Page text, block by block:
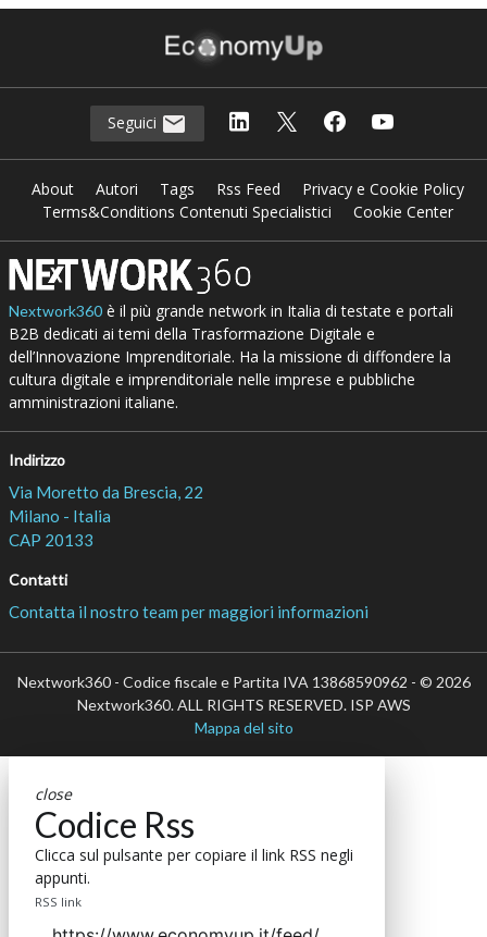
Seguici
About Autori Tags Rss Feed
Privacy e Cookie Policy
Terms&Conditions Contenuti Specialistici
Cookie Center
Nextwork360è il più grande network in Italia di testate e portali
B2B dedicati ai temi della Trasformazione Digitale e
dell’Innovazione Imprenditoriale. Ha la missione di diffondere la
cultura digitale e imprenditoriale nelle imprese e pubbliche
amministrazioni italiane.
Indirizzo
Via Moretto da Brescia, 22
Milano - Italia
CAP 20133
Contatti
Contatta il nostro team per maggiori informazioni
Nextwork360 - Codice fiscale e Partita IVA 13868590962 - © 2026
Nextwork360. ALL RIGHTS RESERVED. ISP AWS
Mappa del sito
close
Codice Rss
Clicca sul pulsante per copiare il link RSS negli
appunti.
RSS link